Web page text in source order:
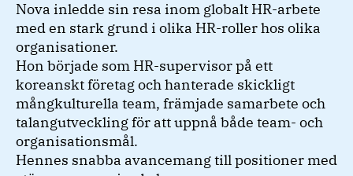
Nova inledde sin resa inom globalt HR-arbete
med en stark grund i olika HR-roller hos olika
organisationer.
Hon började som HR-supervisor på ett
koreanskt företag och hanterade skickligt
mångkulturella team, främjade samarbete och
talangutveckling för att uppnå både team- och
organisationsmål.
Hennes snabba avancemang till positioner med